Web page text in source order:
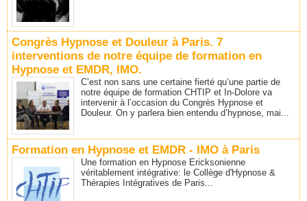
Congrès Hypnose et Douleur à Paris. 7
interventions de notre équipe de formation en
Hypnose et EMDR, IMO.
C’est non sans une certaine fierté qu’une partie de
notre équipe de formation CHTIP et In-Dolore va
intervenir à l’occasion du Congrès Hypnose et
Douleur. On y parlera bien entendu d’hypnose, mai...
Formation en Hypnose et EMDR - IMO à Paris
Une formation en Hypnose Ericksonienne
véritablement intégrative: le Collège d'Hypnose &
Thérapies Intégratives de Paris...